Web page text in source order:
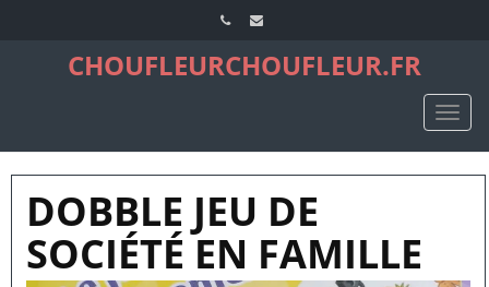
CHOUFLEURCHOUFLEUR.FR
DOBBLE JEU DE
SOCIÉTÉ EN FAMILLE